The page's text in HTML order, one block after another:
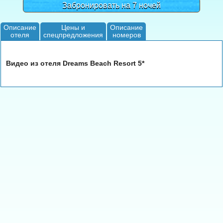
Забронировать на 7 ночей
Описание
отеля
Цены и
спецпредложения
Описание
номеров
Видео из отеля Dreams Beach Resort 5*